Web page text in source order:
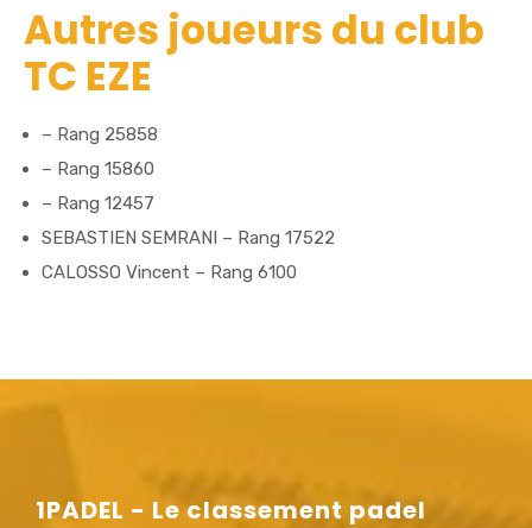
Autres joueurs du club
TC EZE
– Rang 25858
– Rang 15860
– Rang 12457
SEBASTIEN SEMRANI – Rang 17522
CALOSSO Vincent – Rang 6100
1PADEL - Le classement padel